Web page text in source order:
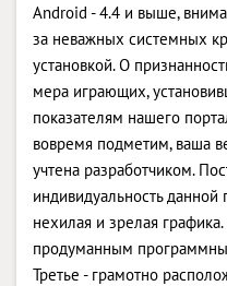
Android - 4.4 и выше,
за неважных системных
установкой. О
мера играющих,
показателям нашего
вовремя подметим, ваша
учтена разработчиком.
индивидуальность
нехилая и зрелая
продуманным
Третье - грамотно